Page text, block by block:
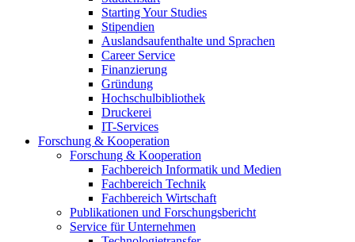
Starting Your Studies
Stipendien
Auslandsaufenthalte und Sprachen
Career Service
Finanzierung
Gründung
Hochschulbibliothek
Druckerei
IT-Services
Forschung & Kooperation
Forschung & Kooperation
Fachbereich Informatik und Medien
Fachbereich Technik
Fachbereich Wirtschaft
Publikationen und Forschungsbericht
Service für Unternehmen